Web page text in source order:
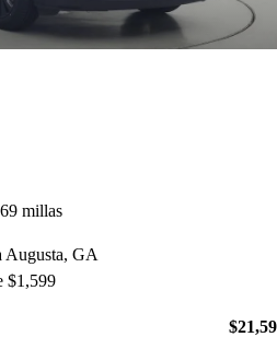
millas
Augusta, GA
$1,599